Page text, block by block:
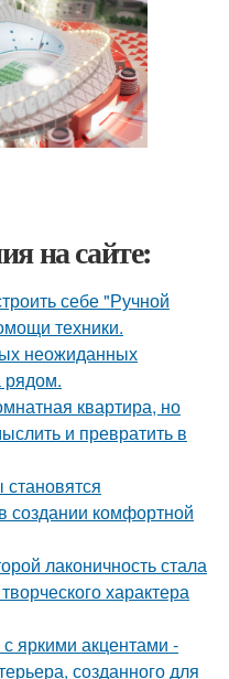
на сайте:
себе "Ручной
техники.
неожиданных
рядом.
квартира, но
и превратить в
комфортной
лаконичность стала
характера
яркими акцентами -
созданного для